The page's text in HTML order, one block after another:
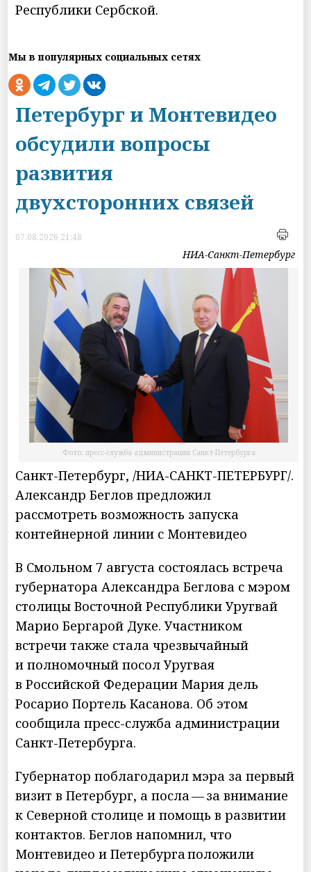
Республики Сербской.
Мы в популярных социальных сетях
Петербург и Монтевидео
обсудили вопросы
развития
двухсторонних связей
07.08.2026 21:48
НИА-Санкт-Петербург
Фото: пресс-служба администрации Санкт-Петербурга
Санкт-Петербург, /НИА-САНКТ-ПЕТЕРБУРГ/.
Александр Беглов предложил
рассмотреть возможность запуска
контейнерной линии с Монтевидео
В Смольном 7 августа состоялась встреча
губернатора Александра Беглова с мэром
столицы Восточной Республики Уругвай
Марио Бергарой Дуке. Участником
встречи также стала чрезвычайный
и полномочный посол Уругвая
в Российской Федерации Мария дель
Росарио Портель Касанова. Об этом
сообщила пресс-служба администрации
Санкт-Петербурга.
Губернатор поблагодарил мэра за первый
визит в Петербург, а посла — за внимание
к Северной столице и помощь в развитии
контактов. Беглов напомнил, что
Монтевидео и Петербурга положили